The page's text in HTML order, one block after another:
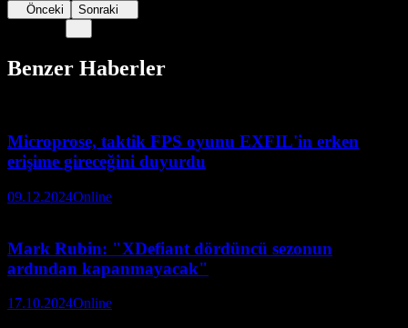
Önceki Sonraki
Benzer Haberler
Microprose, taktik FPS oyunu EXFIL'in erken
erişime gireceğini duyurdu
09.12.2024Online
Mark Rubin: "XDefiant dördüncü sezonun
ardından kapanmayacak"
17.10.2024Online